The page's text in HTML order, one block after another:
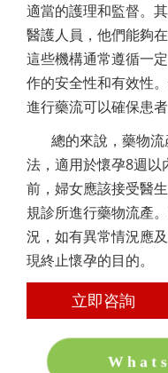
適當的護理和監督。
醫護人員，他們能夠
這些機構通常遵循一
作的安全性和有效性
進行藥流可以確保患
總的來說，藥物
法，適用於懷孕8週以
前，婦女應該接受醫
規診所進行藥物流產
況，如有異常情況應
現終止懷孕的目的。
立即咨詢